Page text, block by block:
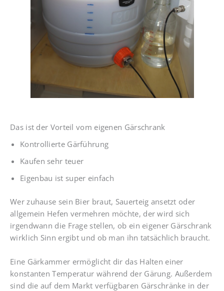
Das ist der Vorteil vom eigenen Gärschrank
Kontrollierte Gärführung
Kaufen sehr teuer
Eigenbau ist super einfach
Wer zuhause sein Bier braut, Sauerteig ansetzt oder
allgemein Hefen vermehren möchte, der wird sich
irgendwann die Frage stellen, ob ein eigener Gärschrank
wirklich Sinn ergibt und ob man ihn tatsächlich braucht.
Eine Gärkammer ermöglicht dir das Halten einer
konstanten Temperatur während der Gärung. Außerdem
sind die auf dem Markt verfügbaren Gärschränke in der